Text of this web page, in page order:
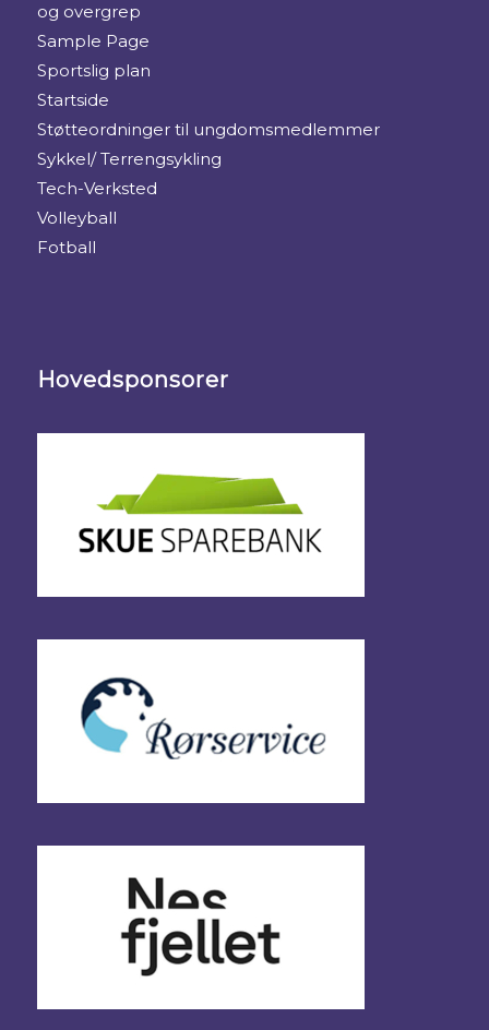
og overgrep
Sample Page
Sportslig plan
Startside
Støtteordninger til ungdomsmedlemmer
Sykkel/ Terrengsykling
Tech-Verksted
Volleyball
Fotball
Hovedsponsorer